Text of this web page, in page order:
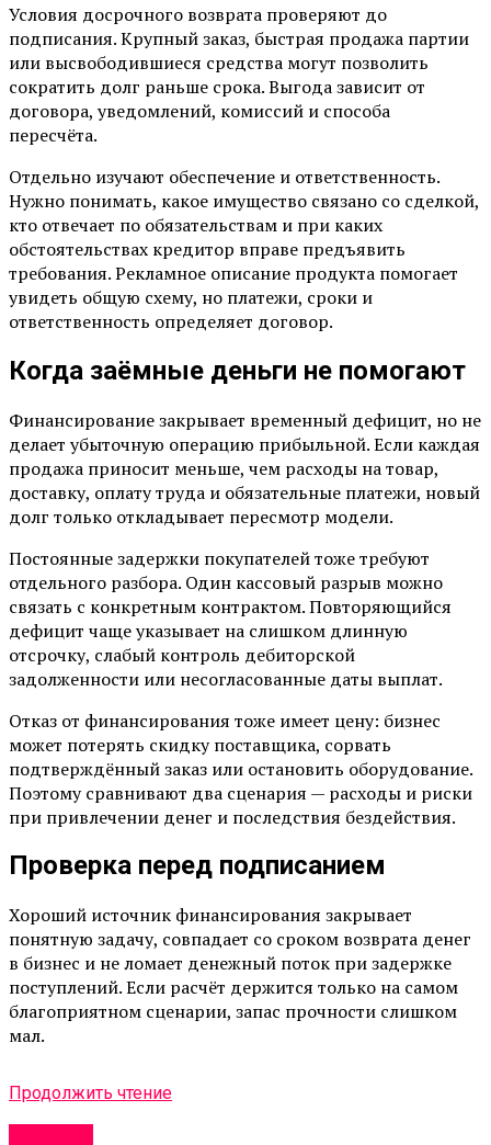
Условия досрочного возврата проверяют до
подписания. Крупный заказ, быстрая продажа партии
или высвободившиеся средства могут позволить
сократить долг раньше срока. Выгода зависит от
договора, уведомлений, комиссий и способа
пересчёта.
Отдельно изучают обеспечение и ответственность.
Нужно понимать, какое имущество связано со сделкой,
кто отвечает по обязательствам и при каких
обстоятельствах кредитор вправе предъявить
требования. Рекламное описание продукта помогает
увидеть общую схему, но платежи, сроки и
ответственность определяет договор.
Когда заёмные деньги не помогают
Финансирование закрывает временный дефицит, но не
делает убыточную операцию прибыльной. Если каждая
продажа приносит меньше, чем расходы на товар,
доставку, оплату труда и обязательные платежи, новый
долг только откладывает пересмотр модели.
Постоянные задержки покупателей тоже требуют
отдельного разбора. Один кассовый разрыв можно
связать с конкретным контрактом. Повторяющийся
дефицит чаще указывает на слишком длинную
отсрочку, слабый контроль дебиторской
задолженности или несогласованные даты выплат.
Отказ от финансирования тоже имеет цену: бизнес
может потерять скидку поставщика, сорвать
подтверждённый заказ или остановить оборудование.
Поэтому сравнивают два сценария — расходы и риски
при привлечении денег и последствия бездействия.
Проверка перед подписанием
Хороший источник финансирования закрывает
понятную задачу, совпадает со сроком возврата денег
в бизнес и не ломает денежный поток при задержке
поступлений. Если расчёт держится только на самом
благоприятном сценарии, запас прочности слишком
мал.
Продолжить чтение